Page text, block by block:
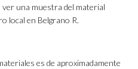
ver una muestra del material
local en Belgrano R.
es de aproximadamente